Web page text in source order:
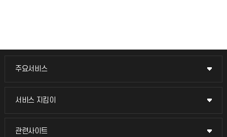
주요서비스
주요서비스
교무회의방송
서비스 지킴이
서비스 지킴이
묻고 답하기
관련사이트
관련사이트